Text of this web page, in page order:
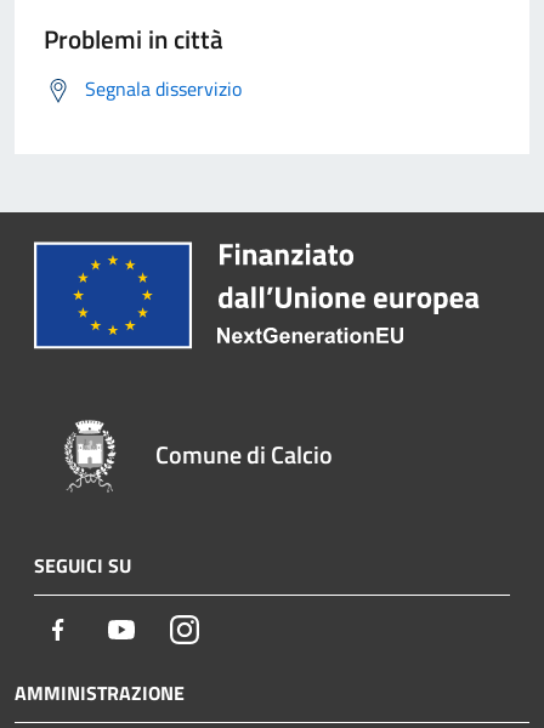
Problemi in città
Segnala disservizio
Comune di Calcio
SEGUICI SU
Facebook YoutubeInstagram
AMMINISTRAZIONE